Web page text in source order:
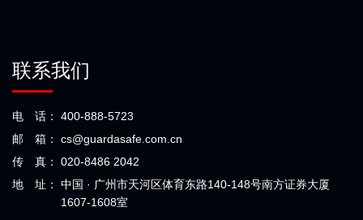
联系我们
电 话：
400-888-5723
邮 箱：
cs@guardasafe.com.cn
传 真：
020-8486 2042
地 址：
中国 · 广州市天河区体育东路140-148号南方证券大厦
1607-1608室